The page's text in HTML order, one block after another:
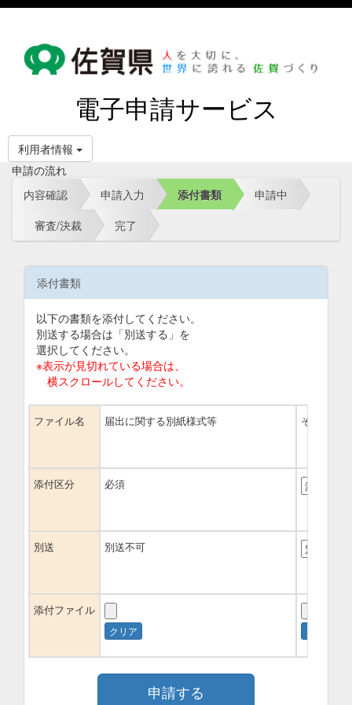
電子申請サービス
利用者情報
申請の流れ
内容確認
申請入力 添付書類
申請中
審査/決裁
完了
添付書類
以下の書類を添付してください。
別送する場合は「別送する」を
選択してください。
※表示が見切れている場合は、
横スクロールしてください。
ファイル名
添付区分
別送
添付ファイル
届出に関する別紙様式等
必須
別送不可
その他参